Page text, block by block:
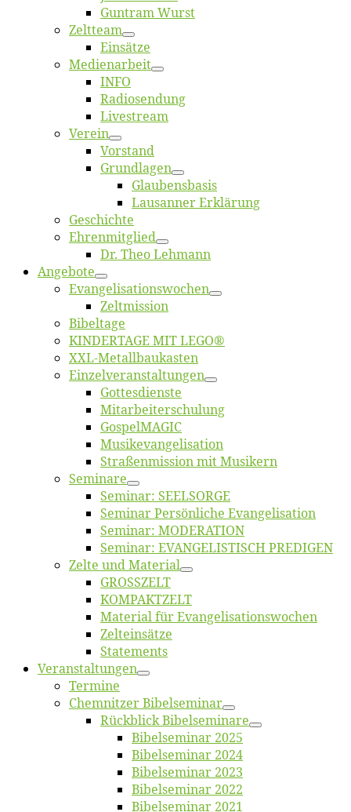
Gun­tram Wurst
Zelt­team
Ein­sät­ze
Me­di­en­ar­beit
INFO
Ra­dio­sen­dung
Live­stream
Ver­ein
Vor­stand
Grund­la­gen
Glaubens­ba­sis
Lausan­ner Erklärung
Ge­schich­te
Eh­ren­mit­glied
Dr. Theo Lehmann
An­ge­bo­te
Evangelisa­tions­wo­chen
Zelt­mis­si­on
Bi­bel­ta­ge
KINDERTAGE MIT LEGO®
XXL-Me­­tal­l­­bau­­kas­­ten
Einzelver­an­stal­tungen
Got­tes­diens­te
Mitarbeiter­schulung
Gos­pel­MA­GIC
Musikevan­ge­li­sa­tion
Straßenmis­sion mit Musikern
Se­mi­na­re
Se­mi­nar: SEELSORGE
Se­mi­nar Per­sön­li­che Evangelisation
Se­mi­nar: MODERATION
Se­mi­nar: EVANGELISTISCH PREDIGEN
Zel­te und Material
GROSSZELT
KOMPAKTZELT
Ma­te­ri­al für Evangelisationswochen
Zelt­ein­sät­ze
State­ments
Ver­an­stal­tun­gen
Ter­mi­ne
Chemnit­zer Bibelseminar
Rück­blick Bibelseminare
Bi­bel­se­mi­nar 2025
Bi­bel­se­mi­nar 2024
Bi­bel­se­mi­nar 2023
Bi­bel­se­mi­nar 2022
Bi­bel­se­mi­nar 2021